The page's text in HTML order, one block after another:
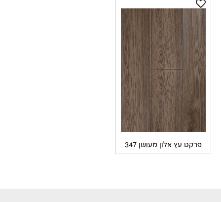
פרקט עץ אלון מעושן 347